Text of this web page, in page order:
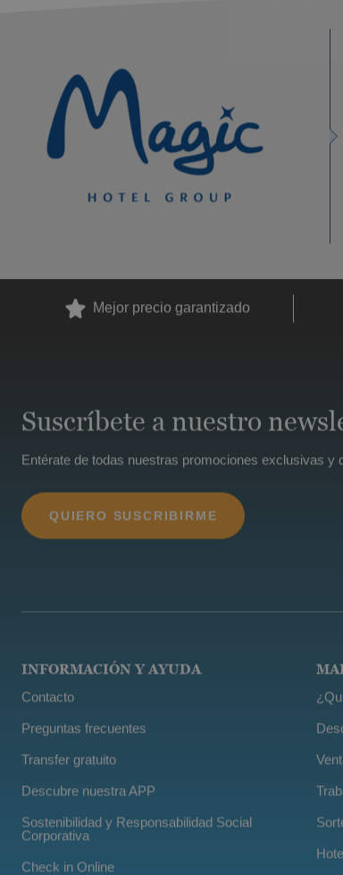
Mejor precio garantizado
Suscríbete a nuestro
Entérate de todas nuestras promociones exclusivas y
INFORMACIÓN Y AYUDA
Contacto
Preguntas frecuentes
Transfer gratuito
Descubre nuestra APP
Sostenibilidad y Responsabilidad Social
Corporativa
Check in Online